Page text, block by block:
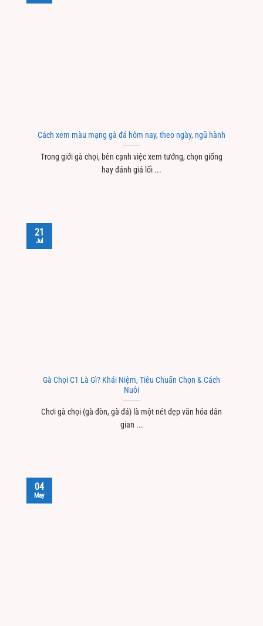
Cách xem màu mạng gà đá hôm nay, theo ngày, ngũ hành
Trong giới gà chọi, bên cạnh việc xem tướng, chọn giống
hay đánh giá lối ...
Gà Chọi C1 Là Gì? Khái Niệm, Tiêu Chuẩn Chọn & Cách
Nuôi
Chơi gà chọi (gà đòn, gà đá) là một nét đẹp văn hóa dân
gian ...
21
Jul
04
May